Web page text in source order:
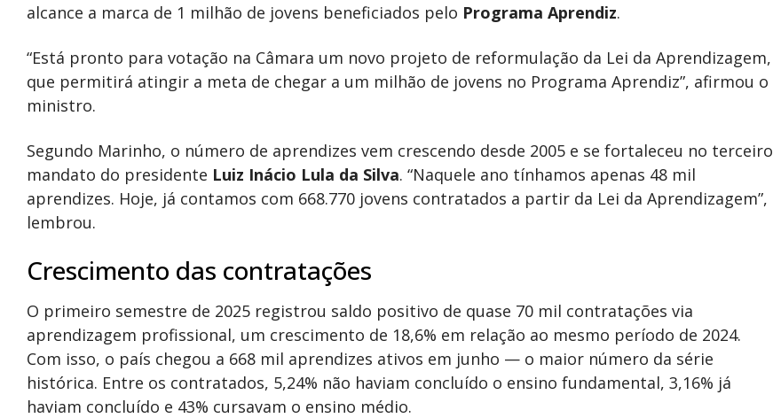
alcance a marca de 1 milhão de jovens beneficiados pelo Programa Aprendiz.
“Está pronto para votação na Câmara um novo projeto de reformulação da Lei da Aprendizagem,
que permitirá atingir a meta de chegar a um milhão de jovens no Programa Aprendiz”, afirmou o
ministro.
Segundo Marinho, o número de aprendizes vem crescendo desde 2005 e se fortaleceu no terceiro
mandato do presidente Luiz Inácio Lula da Silva. “Naquele ano tínhamos apenas 48 mil
aprendizes. Hoje, já contamos com 668.770 jovens contratados a partir da Lei da Aprendizagem”,
lembrou.
Crescimento das contratações
O primeiro semestre de 2025 registrou saldo positivo de quase 70 mil contratações via
aprendizagem profissional, um crescimento de 18,6% em relação ao mesmo período de 2024.
Com isso, o país chegou a 668 mil aprendizes ativos em junho — o maior número da série
histórica. Entre os contratados, 5,24% não haviam concluído o ensino fundamental, 3,16% já
haviam concluído e 43% cursavam o ensino médio.